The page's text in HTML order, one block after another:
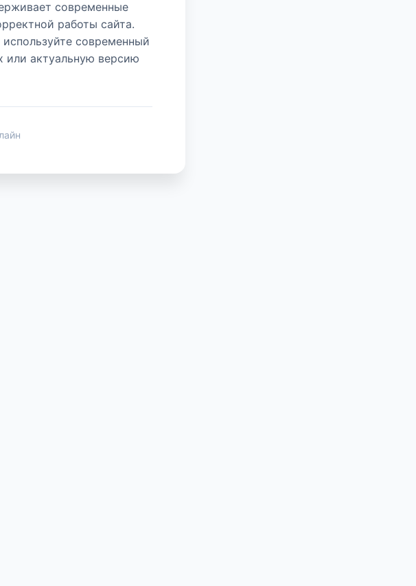
современные
работы сайта.
современный
или актуальную версию